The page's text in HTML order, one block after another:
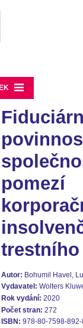
pomezí
trestního
Autor: Bohumil Havel,
Vydavatel: Wolters
Rok vydání: 2020
Počet stran: 272
ISBN: 978-80-7598-